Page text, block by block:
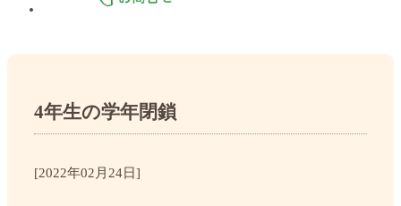
4年生の学年閉鎖
[2022年02月24日]